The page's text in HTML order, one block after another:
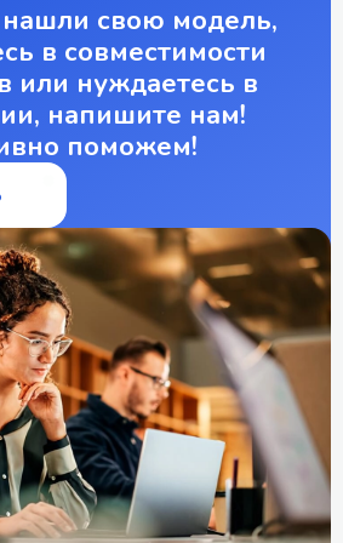
свою модель,
в совместимости
или нуждаетесь в
напишите нам!
поможем!